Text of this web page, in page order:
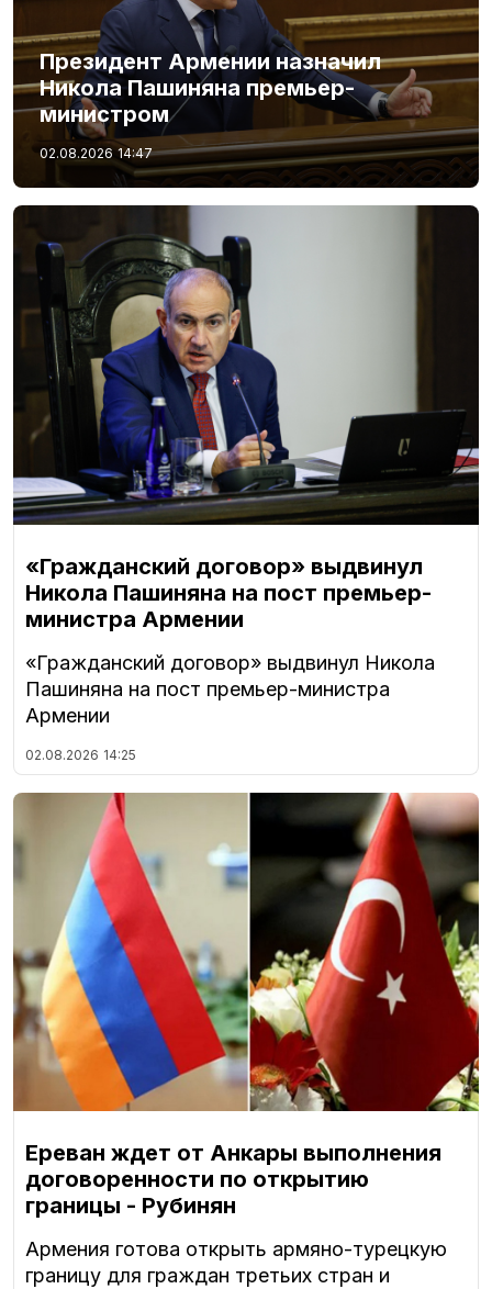
Президент Армении назначил
Никола Пашиняна премьер-
министром
02.08.2026 14:47
«Гражданский договор» выдвинул
Никола Пашиняна на пост премьер-
министра Армении
«Гражданский договор» выдвинул Никола
Пашиняна на пост премьер-министра
Армении
02.08.2026 14:25
Ереван ждет от Анкары выполнения
договоренности по открытию
границы - Рубинян
Армения готова открыть армяно-турецкую
границу для граждан третьих стран и